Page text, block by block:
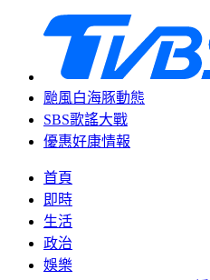
颱風白海豚動態
SBS歌謠大戰
優惠好康情報
首頁
即時
生活
政治
娛樂